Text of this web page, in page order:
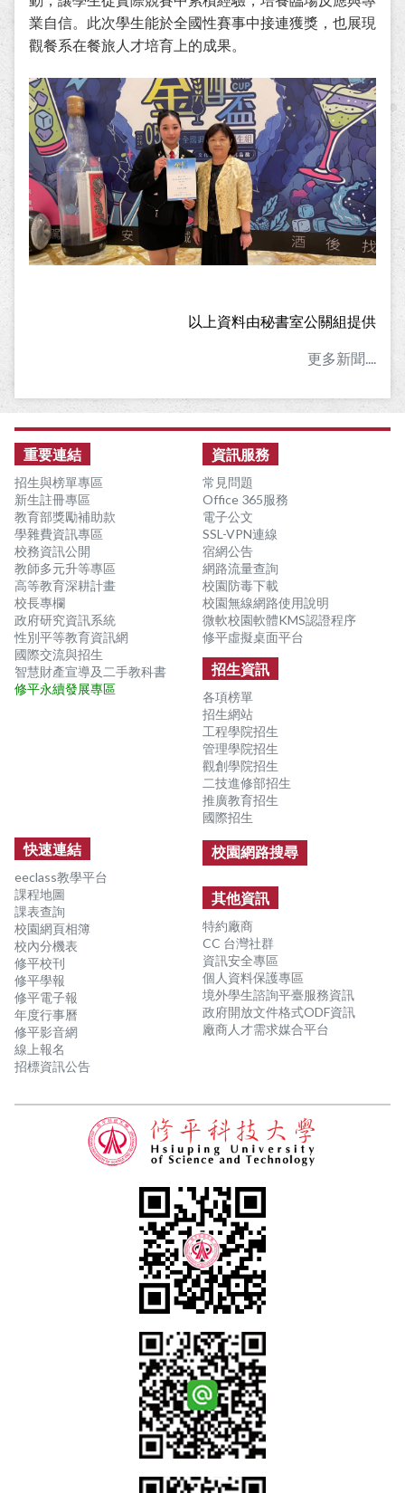
業自信。此次學生能於全國性賽事中接連獲獎，也展現
觀餐系在餐旅人才培育上的成果。
以上資料由秘書室公關組提供
更多新聞....
重要連結
招生與榜單專區
新生註冊專區
教育部獎勵補助款
學雜費資訊專區
校務資訊公開
教師多元升等專區
高等教育深耕計畫
校長專欄
政府研究資訊系統
性別平等教育資訊網
國際交流與招生
智慧財產宣導及二手教科書
修平永續發展專區
資訊服務
常見問題
Office 365服務
電子公文
SSL-VPN連線
宿網公告
網路流量查詢
校園防毒下載
校園無線網路使用說明
微軟校園軟體KMS認證程序
修平虛擬桌面平台
招生資訊
各項榜單
招生網站
工程學院招生
管理學院招生
觀創學院招生
二技進修部招生
推廣教育招生
國際招生
快速連結
eeclass教學平台
課程地圖
課表查詢
校園網頁相簿
校內分機表
修平校刊
修平學報
修平電子報
年度行事曆
修平影音網
線上報名
招標資訊公告
校園網路搜尋
其他資訊
特約廠商
CC 台灣社群
資訊安全專區
個人資料保護專區
境外學生諮詢平臺服務資訊
政府開放文件格式ODF資訊
廠商人才需求媒合平台